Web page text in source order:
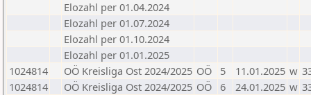
Elozahl per 01.04.2024
Elozahl per 01.07.2024
Elozahl per 01.10.2024
Elozahl per 01.01.2025
1024814
OÖ Kreisliga Ost 2024/2025 OÖ 5 11.01.2025 w
1024814
OÖ Kreisliga Ost 2024/2025 OÖ 6 24.01.2025 w